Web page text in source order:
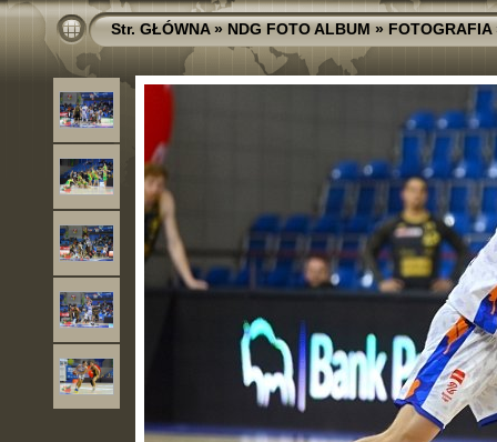
Str. GŁÓWNA»NDG FOTO ALBUM»FOTOGRAFIA